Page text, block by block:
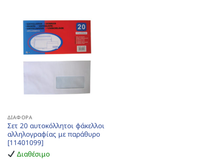
ΔΙΆΦΟΡΑ
Σετ 20 αυτοκόλλητοι φάκελλοι
αλληλογραφίας με παράθυρο
[11401099]
Διαθέσιμο